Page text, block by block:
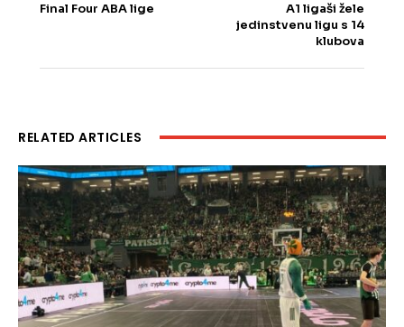
Final Four ABA lige
A1 ligaši žele
jedinstvenu ligu s 14
klubova
RELATED ARTICLES